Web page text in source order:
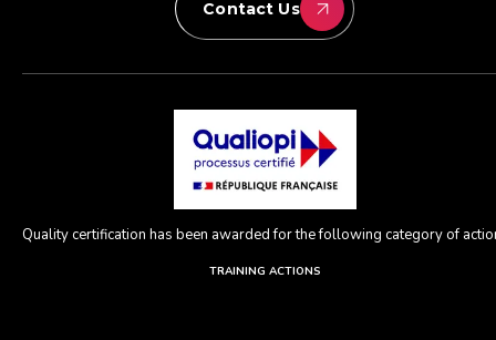
Contact Us
Quality certification has been awarded for the following category of
TRAINING ACTIONS